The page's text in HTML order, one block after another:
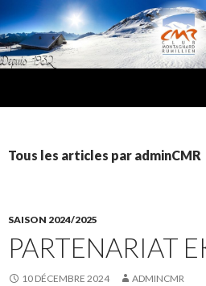
Tous les articles par adminCMR
SAISON 2024/2025
PARTENARIAT
10 DÉCEMBRE 2024 ADMINCMR